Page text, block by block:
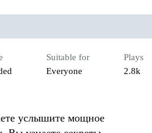
Suitable for
Everyone
Plays
2.8k
услышите мощное